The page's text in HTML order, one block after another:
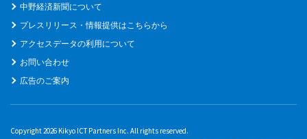
中野経済新聞について
プレスリリース・情報提供はこちらから
アクセスデータの利用について
お問い合わせ
広告のご案内
Copyright 2026 Kikyo ICT Partners Inc. All rights reserved.